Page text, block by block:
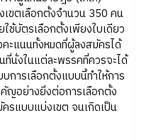
ขตเลือกตั้งจำนวน 350 คน
ช้บัตรเลือกตั้งเพียงใบเดียว
ะแนนทั้งหมดที่ผู้ลงสมัครได้
นั่งในแต่ละพรรคที่ควรจะได้
การเลือกตั้งแบบนี้ทำให้การ
ญอย่างยิ่งต่อการเลือกตั้ง
รแบบแบ่งเขต จนเกิดเป็น